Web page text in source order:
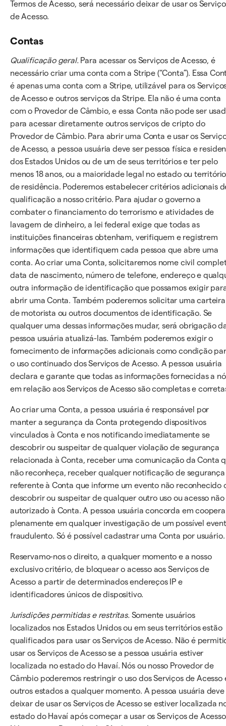
Termos de Acesso, será necessário deixar de usar os
de Acesso.
Contas
Qualificação geral. Para acessar os Serviços de Acesso, é
necessário criar uma conta com a Stripe (“Conta”). Essa
é apenas uma conta com a Stripe, utilizável para os
de Acesso e outros serviços da Stripe. Ela não é uma conta
com o Provedor de Câmbio, e essa Conta não pode ser
para acessar diretamente outros serviços de cripto do
Provedor de Câmbio. Para abrir uma Conta e usar os
de Acesso, a pessoa usuária deve ser pessoa física e
dos Estados Unidos ou de um de seus territórios e ter pelo
menos 18 anos, ou a maioridade legal no estado ou território
de residência. Poderemos estabelecer critérios adicionais
qualificação a nosso critério. Para ajudar o governo a
combater o financiamento do terrorismo e atividades de
lavagem de dinheiro, a lei federal exige que todas as
instituições financeiras obtenham, verifiquem e registrem
informações que identifiquem cada pessoa que abre uma
conta. Ao criar uma Conta, solicitaremos nome civil
data de nascimento, número de telefone, endereço e
outra informação de identificação que possamos exigir
abrir uma Conta. Também poderemos solicitar uma carteira
de motorista ou outros documentos de identificação. Se
qualquer uma dessas informações mudar, será obrigação
pessoa usuária atualizá-las. Também poderemos exigir o
fornecimento de informações adicionais como condição
o uso continuado dos Serviços de Acesso. A pessoa usuária
declara e garante que todas as informações fornecidas a
em relação aos Serviços de Acesso são completas e
Ao criar uma Conta, a pessoa usuária é responsável por
manter a segurança da Conta protegendo dispositivos
vinculados à Conta e nos notificando imediatamente se
descobrir ou suspeitar de qualquer violação de segurança
relacionada à Conta, receber uma comunicação da Conta
não reconheça, receber qualquer notificação de segurança
referente à Conta que informe um evento não reconhecido
descobrir ou suspeitar de qualquer outro uso ou acesso não
autorizado à Conta. A pessoa usuária concorda em
plenamente em qualquer investigação de um possível
fraudulento. Só é possível cadastrar uma Conta por usuário.
Reservamo-nos o direito, a qualquer momento e a nosso
exclusivo critério, de bloquear o acesso aos Serviços de
Acesso a partir de determinados endereços IP e
identificadores únicos de dispositivo.
Jurisdições permitidas e restritas. Somente usuários
localizados nos Estados Unidos ou em seus territórios estão
qualificados para usar os Serviços de Acesso. Não é
usar os Serviços de Acesso se a pessoa usuária estiver
localizada no estado do Havaí. Nós ou nosso Provedor de
Câmbio poderemos restringir o uso dos Serviços de Acesso
outros estados a qualquer momento. A pessoa usuária deve
deixar de usar os Serviços de Acesso se estiver localizada
estado do Havaí após começar a usar os Serviços de